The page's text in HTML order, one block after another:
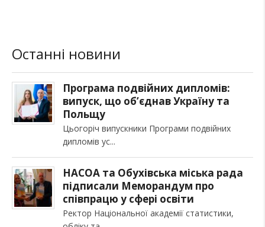
Останні новини
Програма подвійних дипломів:
випуск, що об’єднав Україну та
Польщу
Цьогоріч випускники Програми подвійних
дипломів ус
НАСОА та Обухівська міська рада
підписали Меморандум про
співпрацю у сфері освіти
Ректор Національної академії статистики,